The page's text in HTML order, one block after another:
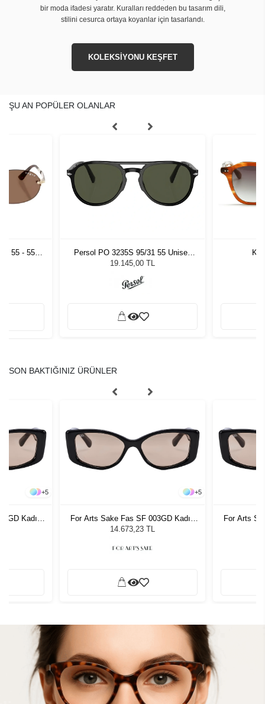
bir moda ifadesi yaratır. Kuralları reddeden bu tasarım dili,
stilini cesurca ortaya koyanlar için tasarlandı.
KOLEKSİYONU KEŞFET
ŞU AN POPÜLER OLANLAR
55 - 55
Persol PO 3235S 95/31 55 Unisex
Güneş Gözlüğü
19.145,00 TL
SON BAKTIĞINIZ ÜRÜNLER
+5
Kadın
+5
For Arts Sake Fas SF 003GD Kadın
Güneş Gözlüğü
14.673,23 TL
For Arts